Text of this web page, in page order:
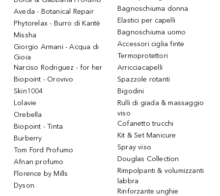
Aveda - Botanical Repair
Phytorelax - Burro di Karitè
Missha
Giorgio Armani - Acqua di
Gioia
Narciso Rodriguez - for her
Biopoint - Orovivo
Skin1004
Lolavie
Orebella
Biopoint - Tinta
Burberry
Tom Ford Profumo
Afnan profumo
Florence by Mills
Dyson
Bagnoschiuma donna
Elastici per capelli
Bagnoschiuma uomo
Accessori ciglia finte
Termoprotettori
Arricciacapelli
Spazzole rotanti
Bigodini
Rulli di giada & massaggio
viso
Cofanetto trucchi
Kit & Set Manicure
Spray viso
Douglas Collection
Rimpolpanti & volumizzanti
labbra
Rinforzante unghie